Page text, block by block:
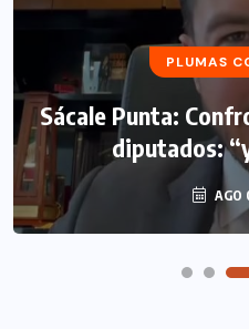
PLUMAS
Sácale Punta:
diputados:
AGO
AQUÍ Y
Advierte Víctor
lineamientos
AGO